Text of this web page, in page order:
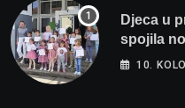
Djeca u
spojila
engleski
10.